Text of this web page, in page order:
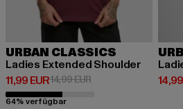
URBAN CLASSICS
Ladies Extended Shoulder
11,99 EUR
Derzeitiger Preis: 11,99 EUR
14,99 EURAktionspreis: 14,99
64% verfügbar